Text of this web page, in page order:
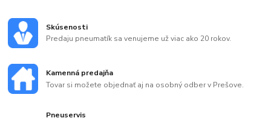
Skúsenosti
Predaju pneumatík sa venujeme už viac ako 20 rokov.
Kamenná predajňa
Tovar si možete objednať aj na osobný odber v Prešove.
Pneuservis